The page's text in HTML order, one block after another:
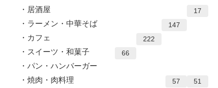
居酒屋 17
ラーメン・中華そば 147
カフェ 222
スイーツ・和菓子 66
パン・ハンバーガー
51
焼肉・肉料理 57